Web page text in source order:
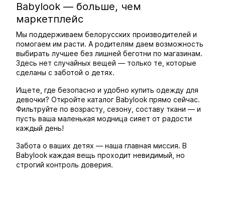
Babylook — больше, чем
маркетплейс
Мы поддерживаем белорусских производителей и
помогаем им расти. А родителям даем возможность
выбирать лучшее без лишней беготни по магазинам.
Здесь нет случайных вещей — только те, которые
сделаны с заботой о детях.
Ищете, где безопасно и удобно купить одежду для
девочки? Откройте каталог Babylook прямо сейчас.
Фильтруйте по возрасту, сезону, составу ткани — и
пусть ваша маленькая модница сияет от радости
каждый день!
Забота о ваших детях — наша главная миссия. В
Babylook каждая вещь проходит невидимый, но
строгий контроль доверия.